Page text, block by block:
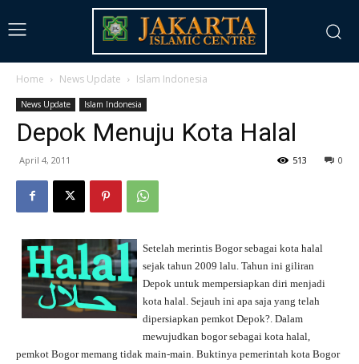
Home News Update Islam Indonesia
News Update Islam Indonesia
Depok Menuju Kota Halal
April 4, 2011 0
513
Setelah merintis Bogor sebagai kota halal
sejak tahun 2009 lalu. Tahun ini giliran
Depok untuk mempersiapkan diri menjadi
kota halal. Sejauh ini apa saja yang telah
dipersiapkan pemkot Depok?. Dalam
mewujudkan bogor sebagai kota halal,
pemkot Bogor memang tidak main-main. Buktinya pemerintah kota Bogor